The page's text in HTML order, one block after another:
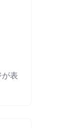
表